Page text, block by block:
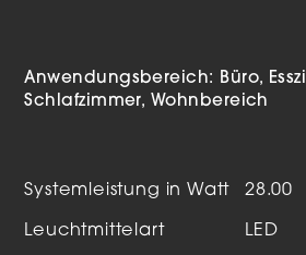
Anwendungsbereich: Büro
Schlafzimmer
Wohnbereich
Systemleistung in Watt 28.00
Leuchtmittelart LED